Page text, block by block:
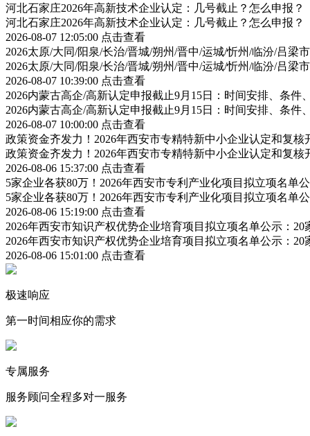
河北石家庄2026年高新技术企业认定：几号截止？怎么申报？
河北石家庄2026年高新技术企业认定：几号截止？怎么申报？
2026-08-07 12:05:00 点击查看
2026太原/大同/阳泉/长治/晋城/朔州/晋中/运城/忻州/临汾/吕梁
2026太原/大同/阳泉/长治/晋城/朔州/晋中/运城/忻州/临汾/吕梁
2026-08-07 10:39:00 点击查看
2026内蒙古高企/高新认定申报截止9月15日：时间安排、条件
2026内蒙古高企/高新认定申报截止9月15日：时间安排、条件
2026-08-07 10:00:00 点击查看
政策资金齐发力！2026年西安市专精特新中小企业认定和复
政策资金齐发力！2026年西安市专精特新中小企业认定和复
2026-08-06 15:37:00 点击查看
5家企业各获80万！2026年西安市专利产业化项目拟立项名单
5家企业各获80万！2026年西安市专利产业化项目拟立项名单
2026-08-06 15:19:00 点击查看
2026年西安市知识产权优势企业培育项目拟立项名单公示：
2026年西安市知识产权优势企业培育项目拟立项名单公示：
2026-08-06 15:01:00 点击查看
极速响应
第一时间相应你的需求
专属服务
服务顾问全程多对一服务